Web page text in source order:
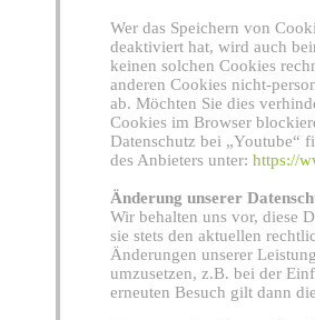
Wer das Speichern von
deaktiviert hat, wird auch
keinen solchen Cookies
anderen Cookies nicht-
ab. Möchten Sie dies
Cookies im Browser
Datenschutz bei „Youtube“
des Anbieters unter: https://
Änderung unserer
Wir behalten uns vor, diese
sie stets den aktuellen
Änderungen unserer
umzusetzen, z.B. bei der
erneuten Besuch gilt dann